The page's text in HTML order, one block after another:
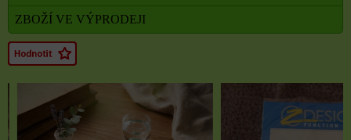
ZBOŽÍ VE VÝPRODEJI